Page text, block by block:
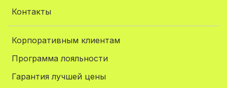
Контакты
Корпоративным клиентам
Программа лояльности
Гарантия лучшей цены